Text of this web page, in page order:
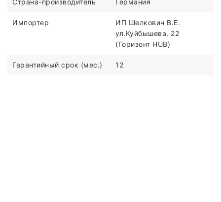
Страна-производитель Германия
Импортер
ИП Шелкович В.Е.
ул.Куйбышева, 22
(Горизонт HUB)
Гарантийный срок (мес.) 12